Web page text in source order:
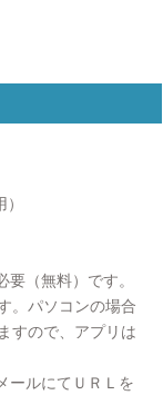
（無料）です。
。パソコンの場合
すので、アプリは
ールにてＵＲＬを